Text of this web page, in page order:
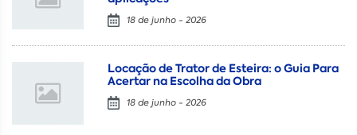
18 de junho - 2026
Locação de Trator de Esteira: o Guia Para
Acertar na Escolha da Obra
18 de junho - 2026